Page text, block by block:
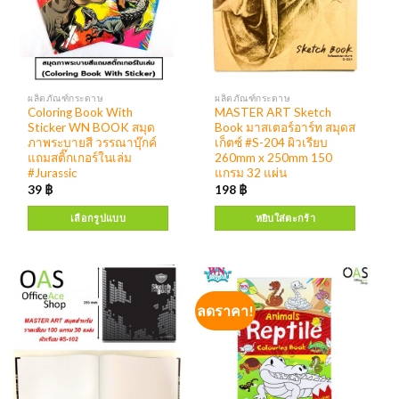
ลดราคา!
ผลิตภัณฑ์กระดาษ
Coloring Book With
Sticker WN BOOK สมุด
ภาพระบายสี วรรณาบุ๊กค์
แถมสติ๊กเกอร์ในเล่ม
#Jurassic
39 ฿
เลือกรูปแบบ
ผลิตภัณฑ์กระดาษ
MASTER ART Sketch
Book มาสเตอร์อาร์ท สมุดส
เก็ตซ์ #S-204 ผิวเรียบ
260mm x 250mm 150
แกรม 32 แผ่น
198 ฿
หยิบใส่ตะกร้า